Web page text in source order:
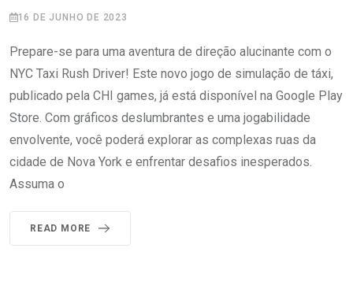
16 DE JUNHO DE 2023
Prepare-se para uma aventura de direção alucinante com o
NYC Taxi Rush Driver! Este novo jogo de simulação de táxi,
publicado pela CHI games, já está disponível na Google Play
Store. Com gráficos deslumbrantes e uma jogabilidade
envolvente, você poderá explorar as complexas ruas da
cidade de Nova York e enfrentar desafios inesperados.
Assuma o
READ MORE